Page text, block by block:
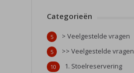
Categorieën
> Veelgestelde vragen
5
>> Veelgestelde vragen
5
1. Stoelreservering
10